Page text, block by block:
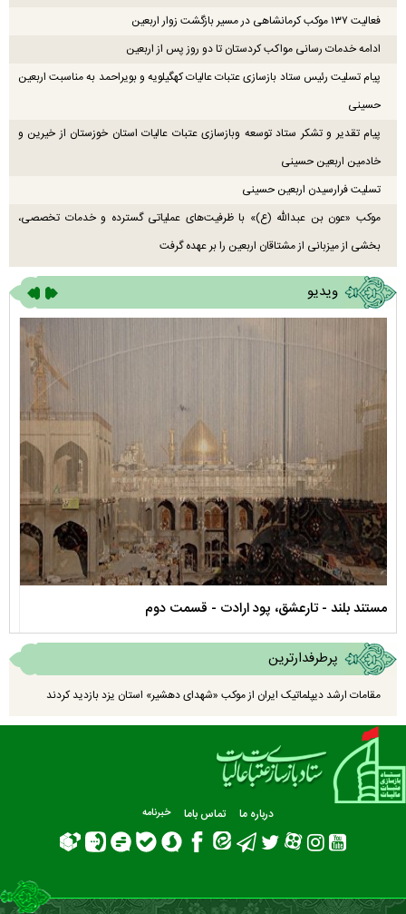
فعالیت ۱۳۷ موکب کرمانشاهی در مسیر بازگشت زوار اربعین
ادامه خدمات رسانی مواکب کردستان تا دو روز پس از اربعین
پیام تسلیت رئیس ستاد بازسازی عتبات عالیات کهگیلویه و بویراحمد به مناسبت اربعین
حسینی
پیام تقدیر و تشکر ستاد توسعه وبازسازی عتبات عالیات استان خوزستان از خیرین و
خادمین اربعین حسینی
تسلیت فرارسیدن اربعین حسینی
موکب «عون بن عبدالله (ع)» با ظرفیت‌های عملیاتی گسترده و خدمات تخصصی،
بخشی از میزبانی از مشتاقان اربعین را بر عهده گرفت
ویدیو
مستند بلند - تارعشق، پود ارادت - قسمت دوم
پرطرفدارترین
مقامات ارشد دیپلماتیک ایران از موکب «شهدای دهشیر» استان یزد بازدید کردند
درباره ما تماس باما خبرنامه